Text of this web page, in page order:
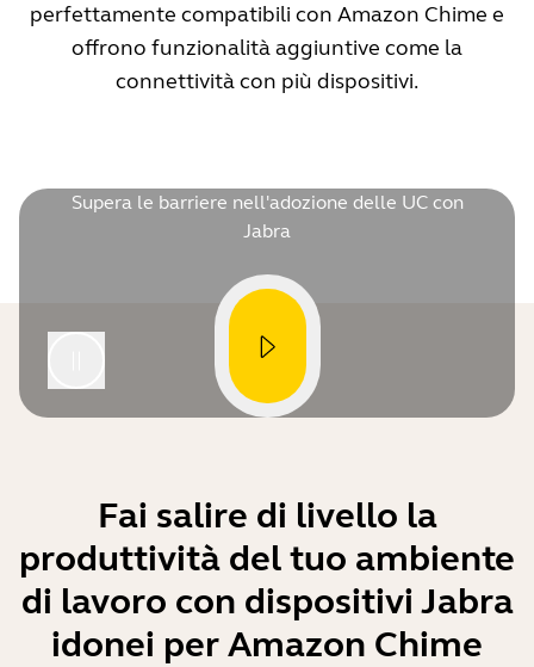
perfettamente compatibili con Amazon Chime e
offrono funzionalità aggiuntive come la
connettività con più dispositivi.
Supera le barriere nell'adozione delle UC con
Jabra
Fai salire di livello la
produttività del tuo ambiente
di lavoro con dispositivi Jabra
idonei per Amazon Chime